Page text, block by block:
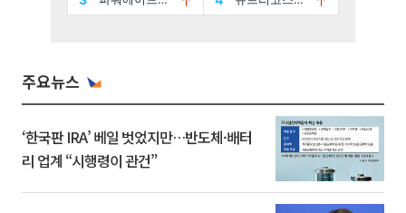
주요뉴스
‘한국판 IRA’ 베일 벗었지만…반도체·배터
리 업계 “시행령이 관건”